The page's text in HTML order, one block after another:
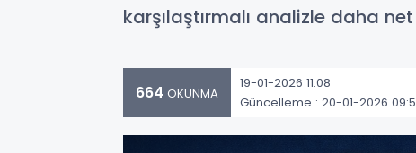
karşılaştırmalı analizle daha
664 OKUNMA
19-01-2026 11:08
Güncelleme : 20-01-2026